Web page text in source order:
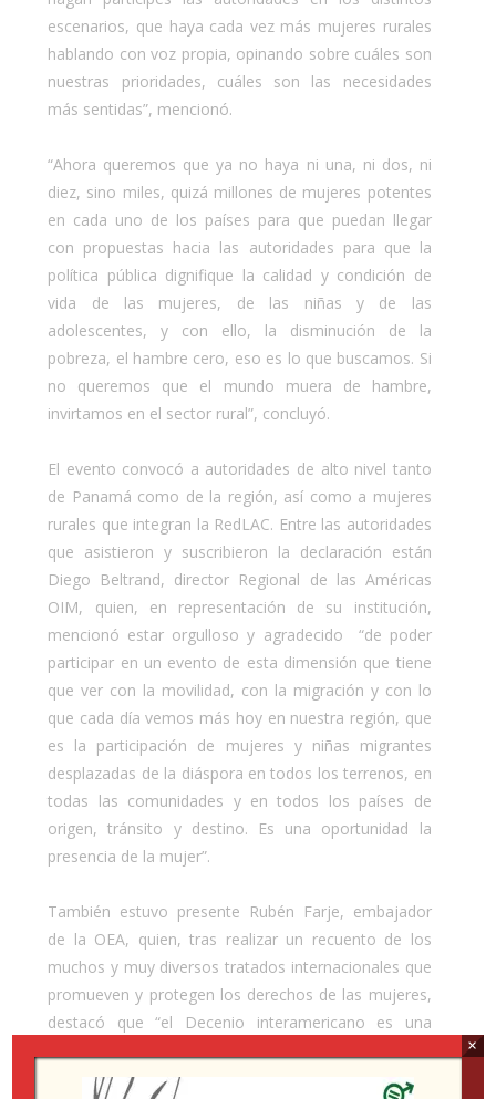
escenarios, que haya cada vez más mujeres rurales
hablando con voz propia, opinando sobre cuáles son
nuestras prioridades, cuáles son las necesidades
más sentidas”, mencionó.
“Ahora queremos que ya no haya ni una, ni dos, ni
diez, sino miles, quizá millones de mujeres potentes
en cada uno de los países para que puedan llegar
con propuestas hacia las autoridades para que la
política pública dignifique la calidad y condición de
vida de las mujeres, de las niñas y de las
adolescentes, y con ello, la disminución de la
pobreza, el hambre cero, eso es lo que buscamos. Si
no queremos que el mundo muera de hambre,
invirtamos en el sector rural”, concluyó.
El evento convocó a autoridades de alto nivel tanto
de Panamá como de la región, así como a mujeres
rurales que integran la RedLAC. Entre las autoridades
que asistieron y suscribieron la declaración están
Diego Beltrand, director Regional de las Américas
OIM, quien, en representación de su institución,
mencionó estar orgulloso y agradecido “de poder
participar en un evento de esta dimensión que tiene
que ver con la movilidad, con la migración y con lo
que cada día vemos más hoy en nuestra región, que
es la participación de mujeres y niñas migrantes
desplazadas de la diáspora en todos los terrenos, en
todas las comunidades y en todos los países de
origen, tránsito y destino. Es una oportunidad la
presencia de la mujer”.
También estuvo presente Rubén Farje, embajador
de la OEA, quien, tras realizar un recuento de los
muchos y muy diversos tratados internacionales que
promueven y protegen los derechos de las mujeres,
destacó que “el Decenio interamericano es una
efectiva en el ámbito del empoderamiento de las
×